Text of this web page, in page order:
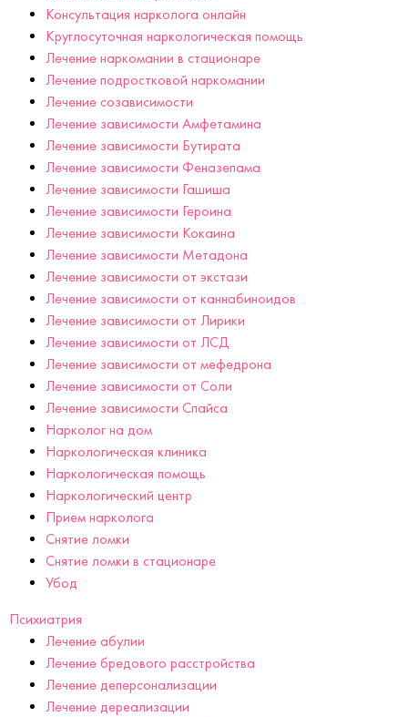
Консультация нарколога онлайн
Круглосуточная наркологическая помощь
Лечение наркомании в стационаре
Лечение подростковой наркомании
Лечение созависимости
Лечение зависимости Амфетамина
Лечение зависимости Бутирата
Лечение зависимости Феназепама
Лечение зависимости Гашиша
Лечение зависимости Героина
Лечение зависимости Кокаина
Лечение зависимости Метадона
Лечение зависимости от экстази
Лечение зависимости от каннабиноидов
Лечение зависимости от Лирики
Лечение зависимости от ЛСД
Лечение зависимости от мефедрона
Лечение зависимости от Соли
Лечение зависимости Спайса
Нарколог на дом
Наркологическая клиника
Наркологическая помощь
Наркологический центр
Прием нарколога
Снятие ломки
Снятие ломки в стационаре
Убод
Психиатрия
Лечение абулии
Лечение бредового расстройства
Лечение деперсонализации
Лечение дереализации